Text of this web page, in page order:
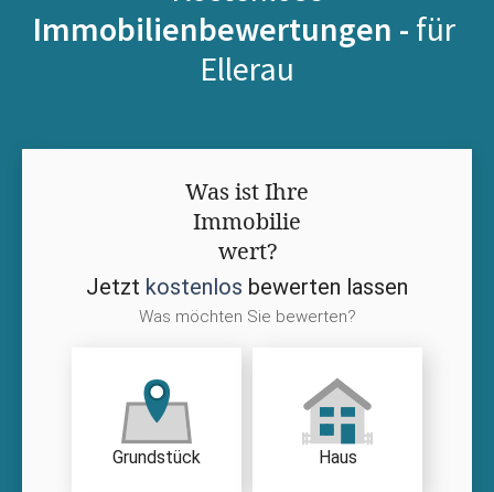
Immobilienbewertungen - für
Ellerau
Was ist Ihre
Immobilie
wert?
Jetzt kostenlos bewerten lassen
Was möchten Sie bewerten?
Grundstück Haus